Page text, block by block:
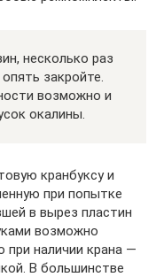
несколько раз
закройте.
возможно и
окалины.
кранбуксу и
при попытке
в вырез пластин
возможно
при наличии крана —
В большинстве